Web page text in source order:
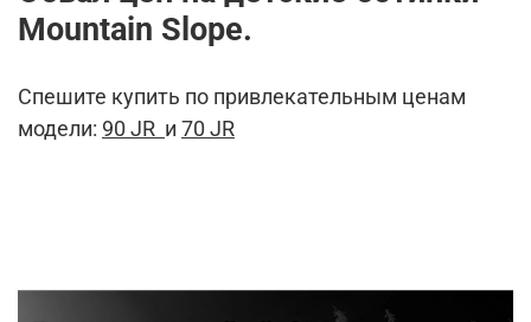
Mountain Slope.
Спешите купить по привлекательным ценам
модели: 90 JR и 70 JR